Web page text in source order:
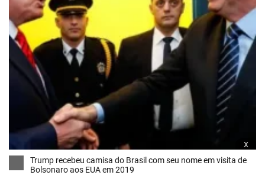
x
Trump recebeu camisa do Brasil com seu nome em visita de
Bolsonaro aos EUA em 2019